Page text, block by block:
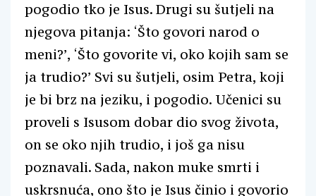
pogodio tko je Isus. Drugi su šutjeli na
njegova pitanja: ‘Što govori narod o
meni?’, ‘Što govorite vi, oko kojih sam se
ja trudio?’ Svi su šutjeli, osim Petra, koji
je bi brz na jeziku, i pogodio. Učenici su
proveli s Isusom dobar dio svog života,
on se oko njih trudio, i još ga nisu
poznavali. Sada, nakon muke smrti i
uskrsnuća, ono što je Isus činio i govorio